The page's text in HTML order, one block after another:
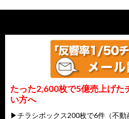
たった2,600枚で5億売上げた
い方へ
▶チラシボックス200枚で6件（不